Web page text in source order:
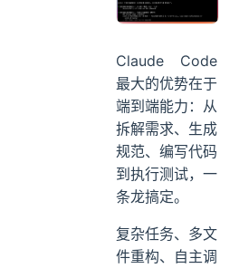
Claude Code
最大的优势在于
端到端能力：从
拆解需求、生成
规范、编写代码
到执行测试，一
条龙搞定。
复杂任务、多文
件重构、自主调